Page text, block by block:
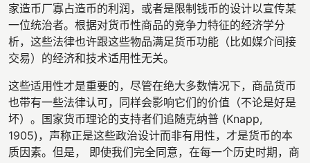
家造币厂寡占造币的利润，或者是限制钱币的设计以宣传某
一位统治者。根据对货币性商品的竞争力特征的经济学分
析，这些法律也许跟这些物品满足货币功能（比如媒介间接
交易）的经济和技术适用性无关。
这些适用性才是重要的，尽管在绝大多数情况下，商品货币
也带有一些法律认可，同样会影响它们的价值（不论是好是
坏）。国家货币理论的支持者们追随克纳普 (Knapp,
1905)，声称正是这些政治设计而非有用性，才是货币的本
质因素。但是， 即使我们完全同意，在每一个历史时期，商